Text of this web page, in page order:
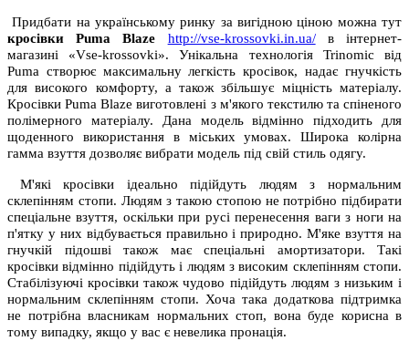
Придбати на українському ринку за вигідною ціною можна тут
кросівки Puma Blaze
http://vse-krossovki.in.ua/в інтернет-
магазині «Vse-krossovki». Унікальна технологія Trinomic від
Puma створює максимальну легкість кросівок, надає гнучкість
для високого комфорту, а також збільшує міцність матеріалу.
Кросівки Puma Blaze виготовлені з м'якого текстилю та спіненого
полімерного матеріалу. Дана модель відмінно підходить для
щоденного використання в міських умовах. Широка колірна
гамма взуття дозволяє вибрати модель під свій стиль одягу.
М'які кросівки ідеально підійдуть людям з нормальним
склепінням стопи. Людям з такою стопою не потрібно підбирати
спеціальне взуття, оскільки при русі перенесення ваги з ноги на
п'ятку у них відбувається правильно і природно. М'яке взуття на
гнучкій підошві також має спеціальні амортизатори. Такі
кросівки відмінно підійдуть і людям з високим склепінням стопи.
Стабілізуючі кросівки також чудово підійдуть людям з низьким і
нормальним склепінням стопи. Хоча така додаткова підтримка
не потрібна власникам нормальних стоп, вона буде корисна в
тому випадку, якщо у вас є невелика пронація.